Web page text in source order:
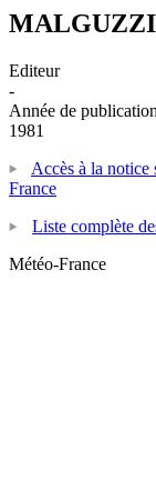
MALGUZZI
Editeur
-
Année de publication
1981
Accès à la notice
France
Liste complète
Météo-France